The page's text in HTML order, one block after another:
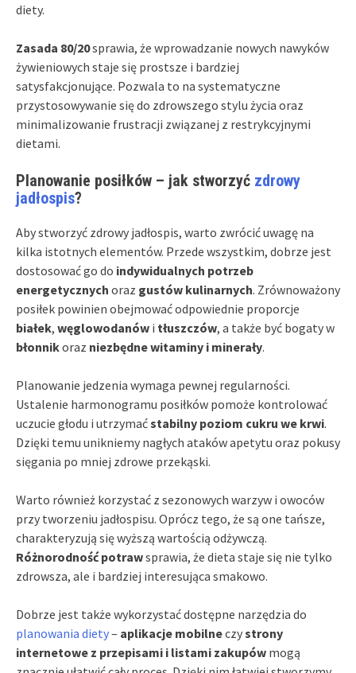
diety.
Zasada 80/20sprawia, że wprowadzanie nowych nawyków
żywieniowych staje się prostsze i bardziej
satysfakcjonujące. Pozwala to na systematyczne
przystosowywanie się do zdrowszego stylu życia oraz
minimalizowanie frustracji związanej z restrykcyjnymi
dietami.
Planowanie posiłków – jak stworzyć zdrowy
jadłospis?
Aby stworzyć zdrowy jadłospis, warto zwrócić uwagę na
kilka istotnych elementów. Przede wszystkim, dobrze jest
dostosować go do indywidualnych potrzeb
energetycznych oraz gustów kulinarnych. Zrównoważony
posiłek powinien obejmować odpowiednie proporcje
białek, węglowodanów i tłuszczów, a także być bogaty w
błonnikoraz niezbędne witaminy i minerały.
Planowanie jedzenia wymaga pewnej regularności.
Ustalenie harmonogramu posiłków pomoże kontrolować
uczucie głodu i utrzymaćstabilny poziom cukru we krwi.
Dzięki temu unikniemy nagłych ataków apetytu oraz pokusy
sięgania po mniej zdrowe przekąski.
Warto również korzystać z sezonowych warzyw i owoców
przy tworzeniu jadłospisu. Oprócz tego, że są one tańsze,
charakteryzują się wyższą wartością odżywczą.
Różnorodność potrawsprawia, że dieta staje się nie tylko
zdrowsza, ale i bardziej interesująca smakowo.
Dobrze jest także wykorzystać dostępne narzędzia do
planowania diety– aplikacje mobilneczystrony
internetowe z przepisami i listami zakupów mogą